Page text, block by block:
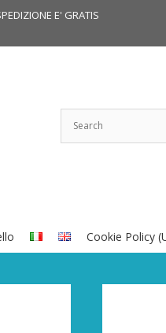
E' GRATIS
Cookie Policy